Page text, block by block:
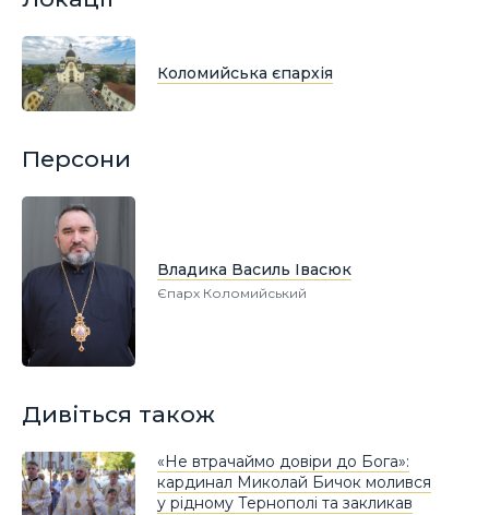
Коломийська єпархія
Персони
Владика Василь Івасюк
Єпарх Коломийський
Дивіться також
«Не втрачаймо довіри до Бога»:
кардинал Миколай Бичок молився
у рідному Тернополі та закликав